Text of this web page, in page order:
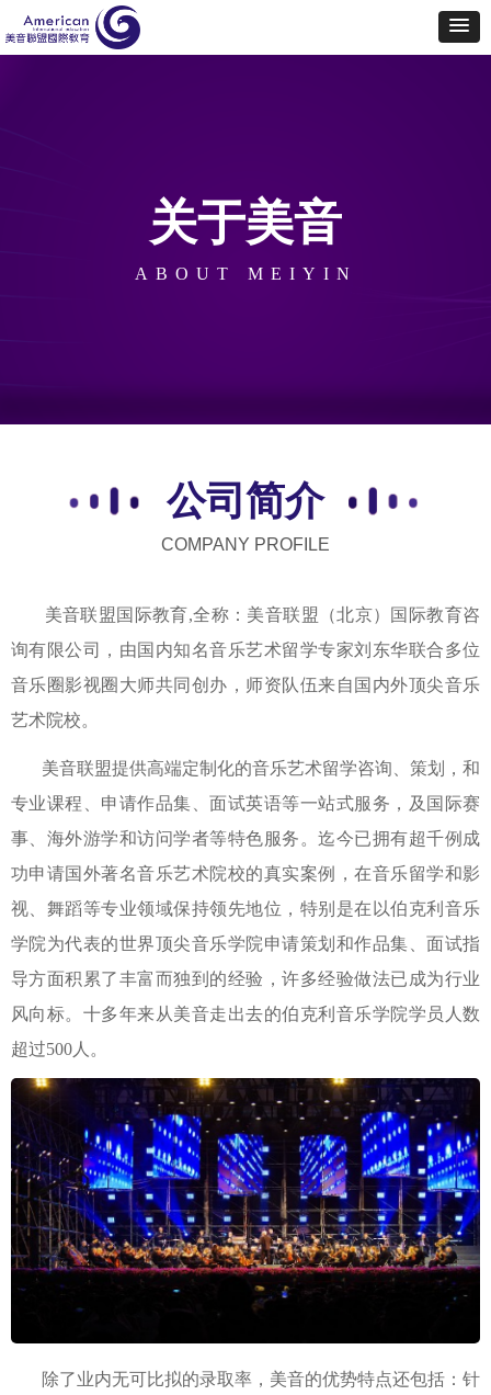
美音联盟国际教育,全称：美音联盟（北京）国际教育咨
询有限公司，由国内知名音乐艺术留学专家刘东华联合多位
音乐圈影视圈大师共同创办，师资队伍来自国内外顶尖音乐
艺术院校。
美音联盟提供高端定制化的音乐艺术留学咨询、策划，和
专业课程、申请作品集、面试英语等一站式服务，及国际赛
事、海外游学和访问学者等特色服务。迄今已拥有超千例成
功申请国外著名音乐艺术院校的真实案例，在音乐留学和影
视、舞蹈等专业领域保持领先地位，特别是在以伯克利音乐
学院为代表的世界顶尖音乐学院申请策划和作品集、面试指
导方面积累了丰富而独到的经验，许多经验做法已成为行业
风向标。十多年来从美音走出去的伯克利音乐学院学员人数
超过500人。
关于美音
ABOUT MEIYIN
公司简介
COMPANY PROFILE
除了业内无可比拟的录取率，美音的优势特点还包括：针